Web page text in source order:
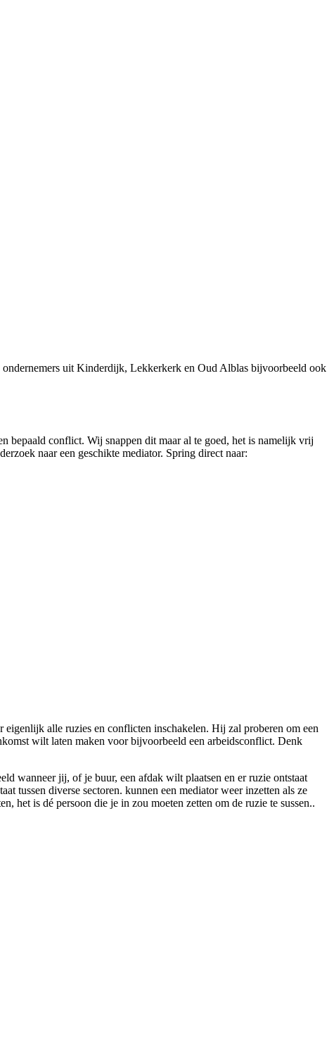
uit Kinderdijk, Lekkerkerk en Oud Alblas bijvoorbeeld ook
bepaald conflict. Wij snappen dit maar al te goed, het is namelijk vrij
naar een geschikte mediator. Spring direct naar:
alle ruzies en conflicten inschakelen. Hij zal proberen om een
wilt laten maken voor bijvoorbeeld een arbeidsconflict. Denk
wanneer jij, of je buur, een afdak wilt plaatsen en er ruzie ontstaat
tussen diverse sectoren. kunnen een mediator weer inzetten als ze
het is dé persoon die je in zou moeten zetten om de ruzie te sussen..